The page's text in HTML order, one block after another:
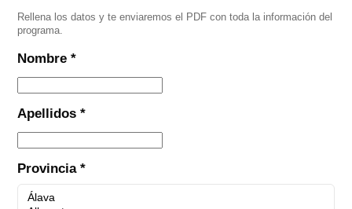
Rellena los datos y te enviaremos el PDF con toda la información del
programa.
Nombre *
Apellidos *
Provincia *